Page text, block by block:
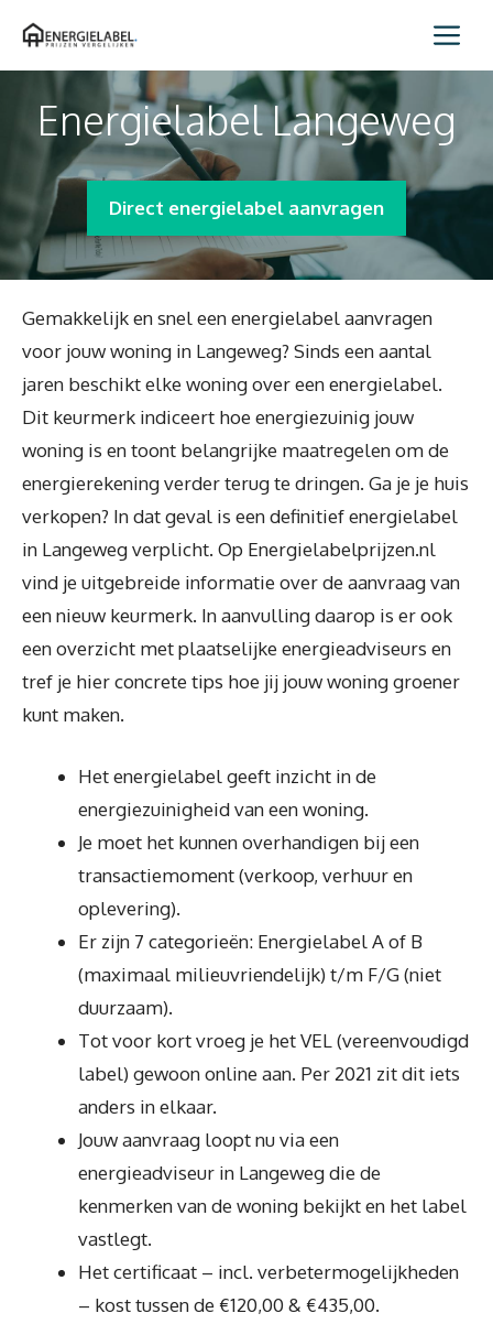
naar
Energielabel Langeweg
Direct energielabel aanvragen
Gemakkelijk en snel een energielabel aanvragen
voor jouw woning in Langeweg? Sinds een aantal
jaren beschikt elke woning over een energielabel.
Dit keurmerk indiceert hoe energiezuinig jouw
woning is en toont belangrijke maatregelen om de
energierekening verder terug te dringen. Ga je je huis
verkopen? In dat geval is een definitief energielabel
in Langeweg verplicht. Op Energielabelprijzen.nl
vind je uitgebreide informatie over de aanvraag van
een nieuw keurmerk. In aanvulling daarop is er ook
een overzicht met plaatselijke energieadviseurs en
tref je hier concrete tips hoe jij jouw woning groener
kunt maken.
Het energielabel geeft inzicht in de
energiezuinigheid van een woning.
Je moet het kunnen overhandigen bij een
transactiemoment (verkoop, verhuur en
oplevering).
Er zijn 7 categorieën: Energielabel A of B
(maximaal milieuvriendelijk) t/m F/G (niet
duurzaam).
Tot voor kort vroeg je het VEL (vereenvoudigd
label) gewoon online aan. Per 2021 zit dit iets
anders in elkaar.
Jouw aanvraag loopt nu via een
energieadviseur in Langeweg die de
kenmerken van de woning bekijkt en het label
vastlegt.
Het certificaat – incl. verbetermogelijkheden
– kost tussen de €120,00 & €435,00.